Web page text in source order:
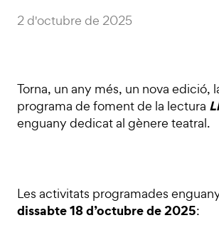
2 d'octubre de 2025
Torna, un any més, un nova edició,
programa de foment de la lectura
enguany dedicat al gènere teatral.
Les activitats programades
dissabte 18 d’octubre de 2025: